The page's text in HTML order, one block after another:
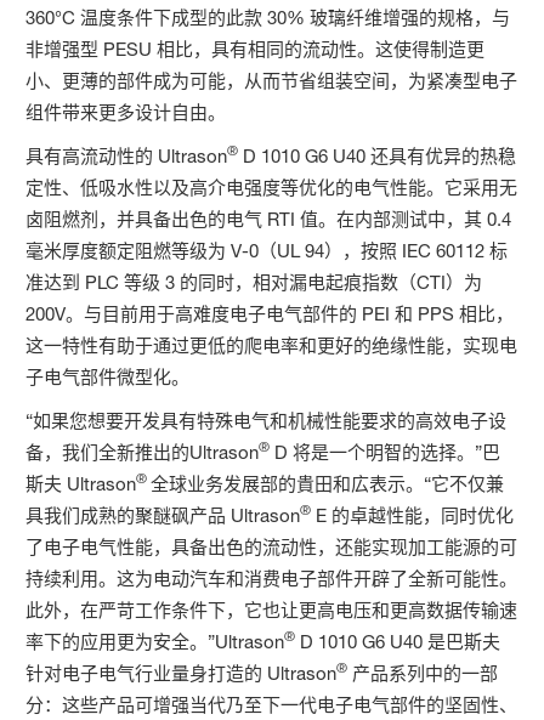
360°C 温度条件下成型的此款 30% 玻璃纤维增强的规格，与
非增强型 PESU 相比，具有相同的流动性。这使得制造更
小、更薄的部件成为可能，从而节省组装空间，为紧凑型电子
组件带来更多设计自由。
具有高流动性的 Ultrason® D 1010 G6 U40 还具有优异的热稳
定性、低吸水性以及高介电强度等优化的电气性能。它采用无
卤阻燃剂，并具备出色的电气 RTI 值。在内部测试中，其 0.4
毫米厚度额定阻燃等级为 V-0（UL 94），按照 IEC 60112 标
准达到 PLC 等级 3 的同时，相对漏电起痕指数（CTI）为
200V。与目前用于高难度电子电气部件的 PEI 和 PPS 相比，
这一特性有助于通过更低的爬电率和更好的绝缘性能，实现电
子电气部件微型化。
“如果您想要开发具有特殊电气和机械性能要求的高效电子设
备，我们全新推出的Ultrason® D 将是一个明智的选择。”巴
斯夫 Ultrason®全球业务发展部的貴田和広表示。“它不仅兼
具我们成熟的聚醚砜产品 Ultrason® E 的卓越性能，同时优化
了电子电气性能，具备出色的流动性，还能实现加工能源的可
持续利用。这为电动汽车和消费电子部件开辟了全新可能性。
此外，在严苛工作条件下，它也让更高电压和更高数据传输速
率下的应用更为安全。”Ultrason® D 1010 G6 U40 是巴斯夫
针对电子电气行业量身打造的 Ultrason® 产品系列中的一部
分：这些产品可增强当代乃至下一代电子电气部件的坚固性、